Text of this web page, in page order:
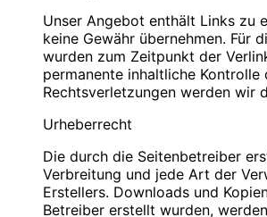
Verantwortlich für den Inhalt
Name: Christian Hinzmann
Strasse: Friedhofsweg 5
PLZ/Ort: 12529 Schönefeld
Mobil: 0176 277 50500
Quellenangaben für die
Auto-Ankauf Zeitz
und Cookies nur im Einzelfall
aktivieren. Es ist nicht
Einstellungen vornehmen.
zukommen lassen zu können,
Zwecke. Rechtsgrundlage für
werden, ist Art. 6 Abs. 1 lit. f
Unser Angebot enthält Links zu
keine Gewähr übernehmen.
wurden zum Zeitpunkt der
permanente inhaltliche
Rechtsverletzungen werden wir
Urheberrecht
Die durch die Seitenbetreiber
Verbreitung und jede Art der
Erstellers. Downloads und
Betreiber erstellt wurden,